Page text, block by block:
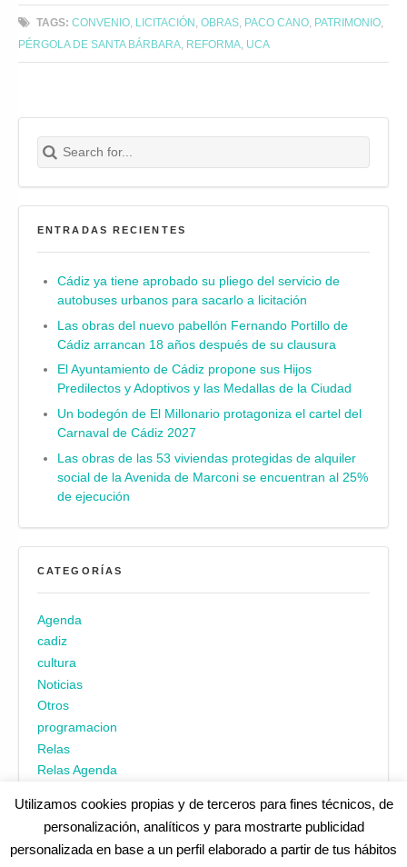
TAGS: CONVENIO LICITACIÓN ,OBRAS PACO CANO PATRIMONIO
PÉRGOLA DE SANTA BÁRBARA REFORMA UCA
Search for:
Buscar
ENTRADAS RECIENTES
Cádiz ya tiene aprobado su pliego del servicio de
autobuses urbanos para sacarlo a licitación
Las obras del nuevo pabellón Fernando Portillo de
Cádiz arrancan 18 años después de su clausura
El Ayuntamiento de Cádiz propone sus Hijos
Predilectos y Adoptivos y las Medallas de la Ciudad
Un bodegón de El Millonario protagoniza el cartel del
Carnaval de Cádiz 2027
Las obras de las 53 viviendas protegidas de alquiler
social de la Avenida de Marconi se encuentran al 25%
de ejecución
CATEGORÍAS
Agenda
cadiz
cultura
Noticias
Otros
programacion
Relas
Relas Agenda
Utilizamos cookies propias y de terceros para fines técnicos, de
personalización, analíticos y para mostrarte publicidad
personalizada en base a un perfil elaborado a partir de tus hábitos